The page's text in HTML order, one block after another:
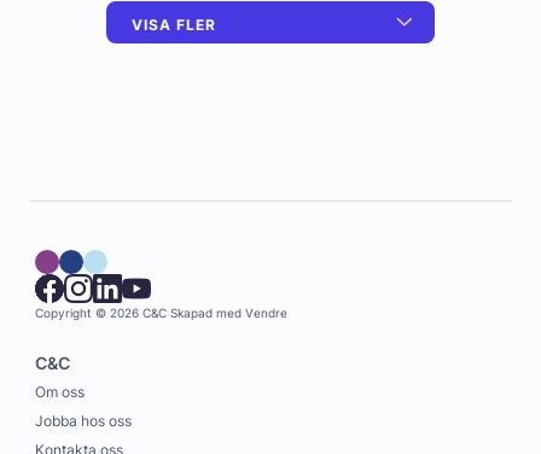
VISA FLER
Copyright © 2026 C&C Skapad med Vendre
C&C
Om oss
Jobba hos oss
Kontakta oss